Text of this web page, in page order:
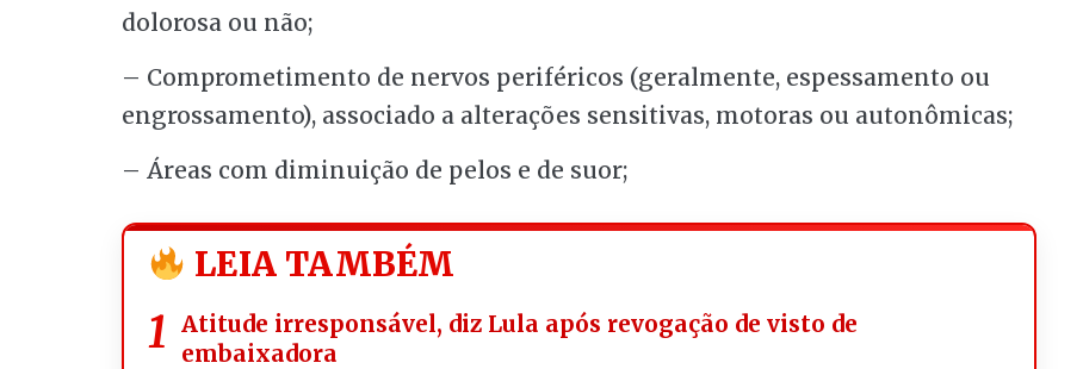
dolorosa ou não;
– Comprometimento de nervos periféricos (geralmente, espessamento ou
engrossamento), associado a alterações sensitivas, motoras ou autonômicas;
– Áreas com diminuição de pelos e de suor;
LEIA TAMBÉM
Atitude irresponsável, diz Lula após revogação de visto de
embaixadora